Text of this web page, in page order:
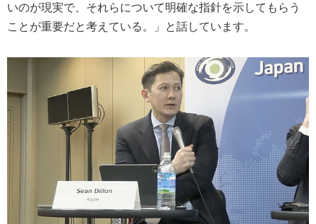
いのが現実で、それらについて明確な指針を示してもらう
ことが重要だと考えている。」と話しています。